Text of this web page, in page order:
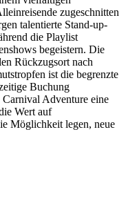
zugeschnitten
talentierte Stand-up-
die Playlist
begeistern. Die
Rückzugsort nach
ist die begrenzte
Buchung
Carnival Adventure eine
Wert auf
Möglichkeit legen, neue